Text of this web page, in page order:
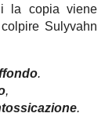
la copia viene
Sulyvahn
.
,
.